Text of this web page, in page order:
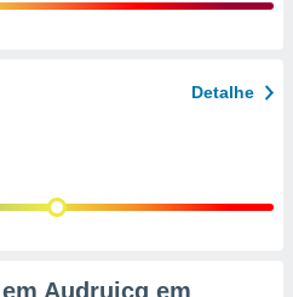
Detalhe
Audruicq em